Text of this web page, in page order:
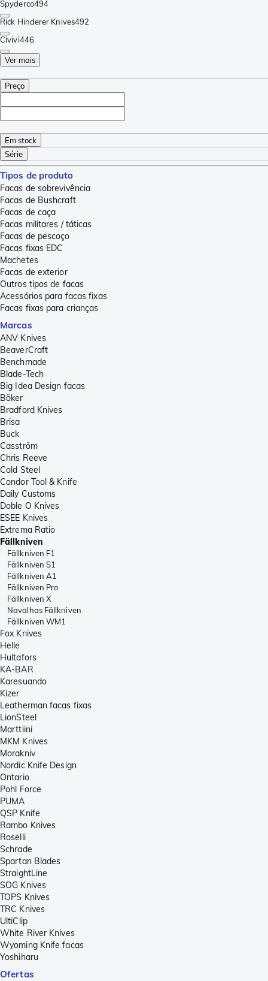
Spyderco494
Rick Hinderer Knives492
Civivi446
Ver mais
Preço
Em stock
Série
Tipos de produto
Facas de sobrevivência
Facas de Bushcraft
Facas de caça
Facas militares / táticas
Facas de pescoço
Facas fixas EDC
Machetes
Facas de exterior
Outros tipos de facas
Acessórios para facas fixas
Facas fixas para crianças
Marcas
ANV Knives
BeaverCraft
Benchmade
Blade-Tech
Big Idea Design facas
Böker
Bradford Knives
Brisa
Buck
Casström
Chris Reeve
Cold Steel
Condor Tool & Knife
Daily Customs
Doble O Knives
ESEE Knives
Extrema Ratio
Fällkniven
Fällkniven F1
Fällkniven S1
Fällkniven A1
Fällkniven Pro
Fällkniven X
Navalhas Fällkniven
Fällkniven WM1
Fox Knives
Helle
Hultafors
KA-BAR
Karesuando
Kizer
Leatherman facas fixas
LionSteel
Marttiini
MKM Knives
Morakniv
Nordic Knife Design
Ontario
Pohl Force
PUMA
QSP Knife
Rambo Knives
Roselli
Schrade
Spartan Blades
StraightLine
SOG Knives
TOPS Knives
TRC Knives
UltiClip
White River Knives
Wyoming Knife facas
Yoshiharu
Ofertas